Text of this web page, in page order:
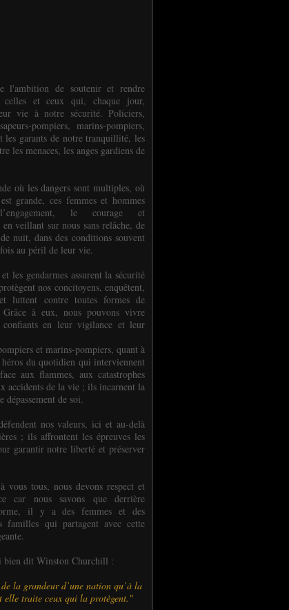
l'ambition de soutenir et rendre
celles et ceux qui, chaque jour,
vie à notre sécurité. Policiers,
pompiers, marins-pompiers,
les garants de notre tranquillité, les
les menaces, les anges gardiens de
où les dangers sont multiples, où
grande, ces femmes et hommes
le courage et
en veillant sur nous sans relâche, de
nuit, dans des conditions souvent
au péril de leur vie.
les gendarmes assurent la sécurité
nos concitoyens, enquêtent,
luttent contre toutes formes de
Grâce à eux, nous pouvons vivre
confiants en leur vigilance et leur
et marins-pompiers, quant à
héros du quotidien qui interviennent
aux flammes, aux catastrophes
accidents de la vie ; ils incarnent la
dépassement de soi.
nos valeurs, ici et au-delà
; ils affrontent les épreuves les
garantir notre liberté et préserver
vous tous, nous devons respect et
car nous savons que derrière
il y a des femmes et des
familles qui partagent avec cette
bien dit Winston Churchill :
la grandeur d’une nation qu’à la
elle traite ceux qui la protègent."